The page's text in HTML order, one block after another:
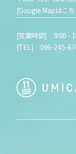
[Google Mapはこ
[営業時間] 9:00 -
[TEL] 096-245-